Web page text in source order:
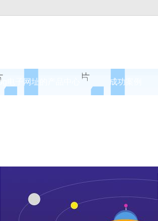
pg电子网址的产品中心
北京原木烤瓷门
成功案例